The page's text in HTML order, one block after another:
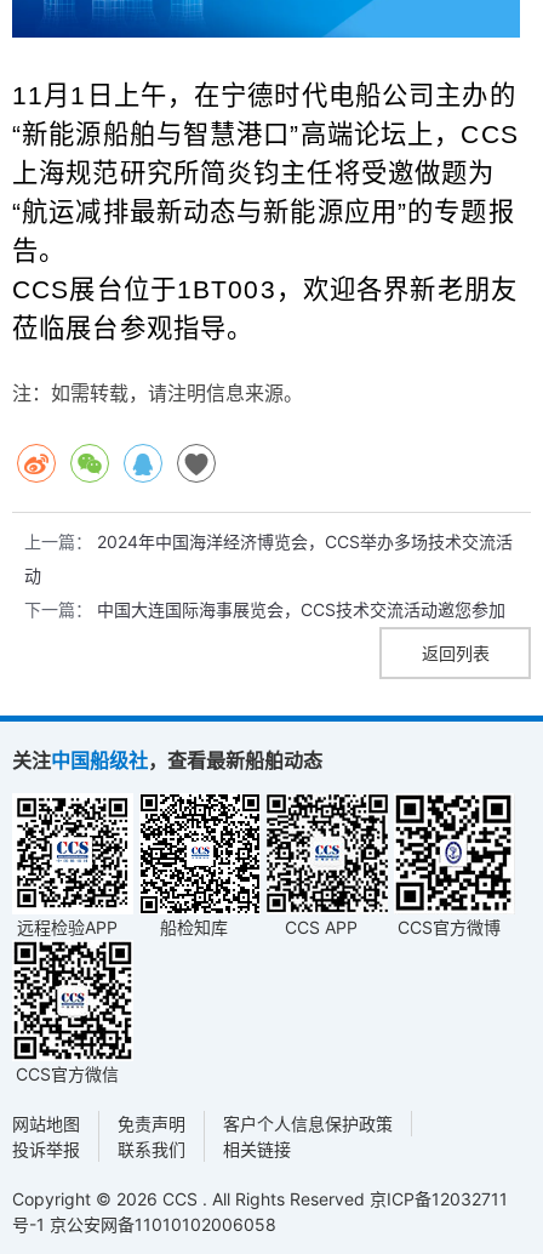
11月 1 日上午，在宁德时代电船公司主办的
“新能源船舶与智慧港口”高端论坛上， CCS
上海规范研究所简炎钧主任将受邀做题为
“航运减排最新动态与新能源应用”的专题报
告。
CCS展台位于1BT003 ，欢迎各界新老朋友
莅临展台参观指导。
注：如需转载，请注明信息来源。
上一篇：
2024年中国海洋经济博览会，CCS举办多场技术交流活
动
下一篇：
中国大连国际海事展览会，CCS技术交流活动邀您参加
返回列表
关注中国船级社，查看最新船舶动态
远程检验APP 船检知库 CCS APP CCS官方微博
CCS官方微信
网站地图 免责声明
客户个人信息保护政策
投诉举报
联系我们 相关链接
Copyright © 2026 CCS . All Rights Reserved 京ICP备12032711
号-1 京公安网备11010102006058